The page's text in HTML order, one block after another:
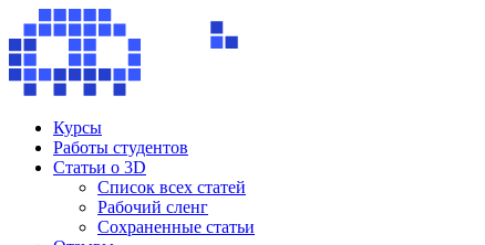
Курсы
Работы студентов
Статьи о 3D
Список всех статей
Рабочий сленг
Сохраненные статьи